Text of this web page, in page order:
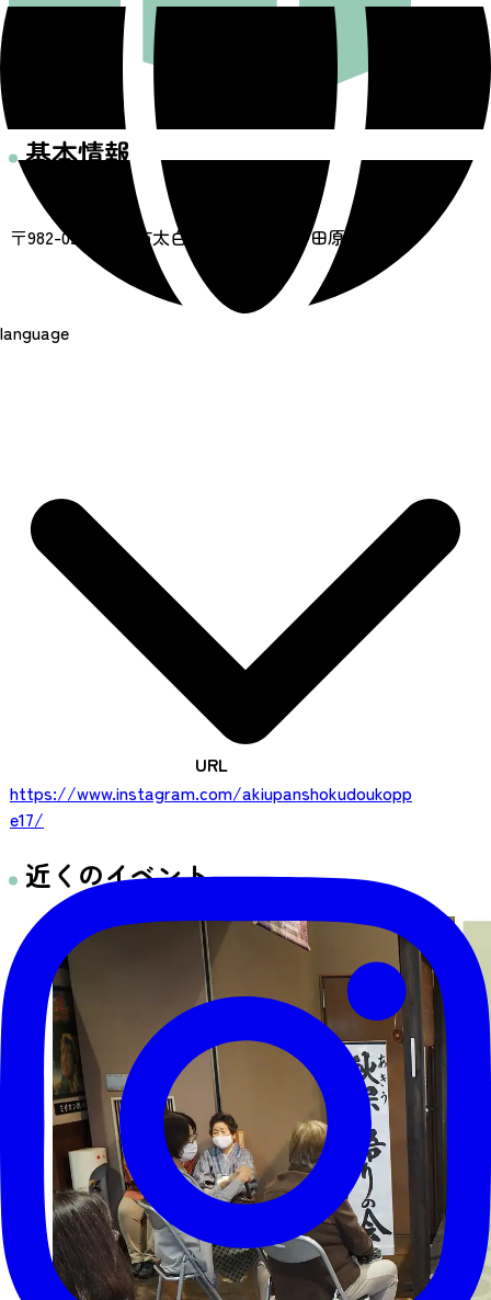
language
基本情報
〒982-0241 仙台市太白区秋保町湯元寺田原45-8
URL
https://www.instagram.com/akiupanshokudoukopp
e17/
近くのイベント